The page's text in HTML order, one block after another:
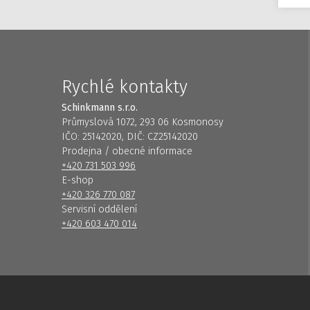
Rychlé kontakty
Schinkmann s.r.o.
Průmyslová 1072, 293 06 Kosmonosy
IČO: 25142020, DIČ: CZ25142020
Prodejna / obecné informace
+420 731 503 996
E-shop
+420 326 770 087
Servisní oddělení
+420 603 470 014